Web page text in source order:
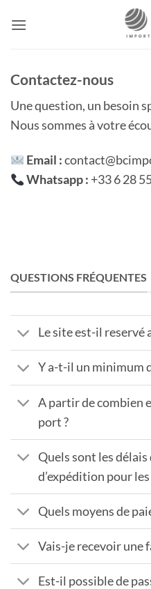
Contactez-nous
Une question, un besoin
Nous sommes à votre
Email :
Whatsapp : +33 6 28
QUESTIONS FRÉQUENTES
Le site est-il reservé
Y a-t-il un minimum
A partir de combien
port ?
Quels sont les
d’expédition pour
Quels moyens de
Vais-je recevoir une
Est-il possible de